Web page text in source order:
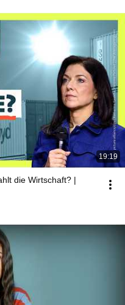
19:19
die Wirtschaft? |